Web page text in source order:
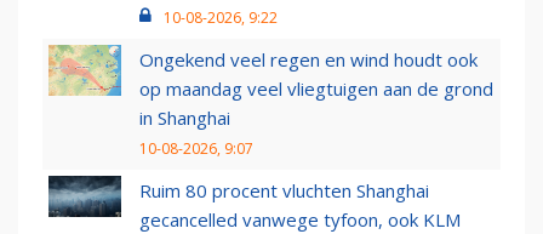
10-08-2026, 9:22
Ongekend veel regen en wind houdt ook
op maandag veel vliegtuigen aan de grond
in Shanghai
10-08-2026, 9:07
Ruim 80 procent vluchten Shanghai
gecancelled vanwege tyfoon, ook KLM